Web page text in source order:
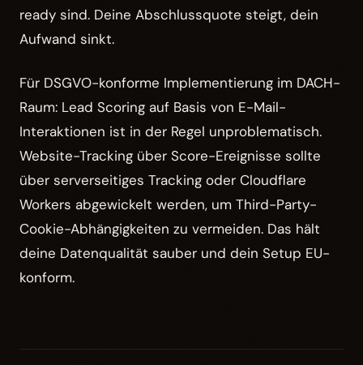
ready sind. Deine Abschlussquote steigt, dein
Aufwand sinkt.
Für DSGVO-konforme Implementierung im DACH-
Raum: Lead Scoring auf Basis von E-Mail-
Interaktionen ist in der Regel unproblematisch.
Website-Tracking über Score-Ereignisse sollte
über serverseitiges Tracking oder Cloudflare
Workers abgewickelt werden, um Third-Party-
Cookie-Abhängigkeiten zu vermeiden. Das hält
deine Datenqualität sauber und dein Setup EU-
konform.